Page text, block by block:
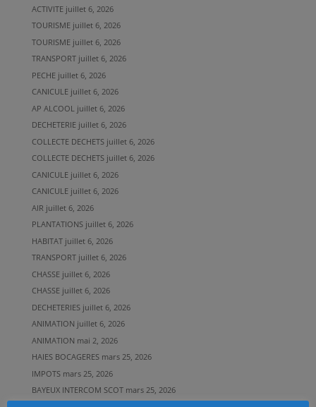
ACTIVITE juillet 6, 2026
TOURISME juillet 6, 2026
TOURISME juillet 6, 2026
TRANSPORT juillet 6, 2026
PECHE juillet 6, 2026
CANICULE juillet 6, 2026
AP ALCOOL juillet 6, 2026
DECHETERIE juillet 6, 2026
COLLECTE DECHETS juillet 6, 2026
COLLECTE DECHETS juillet 6, 2026
CANICULE juillet 6, 2026
CANICULE juillet 6, 2026
AIR juillet 6, 2026
PLANTATIONS juillet 6, 2026
HABITAT juillet 6, 2026
TRANSPORT juillet 6, 2026
CHASSE juillet 6, 2026
CHASSE juillet 6, 2026
DECHETERIES juillet 6, 2026
ANIMATION juillet 6, 2026
ANIMATION mai 2, 2026
HAIES BOCAGERES mars 25, 2026
IMPOTS mars 25, 2026
BAYEUX INTERCOM SCOT mars 25, 2026